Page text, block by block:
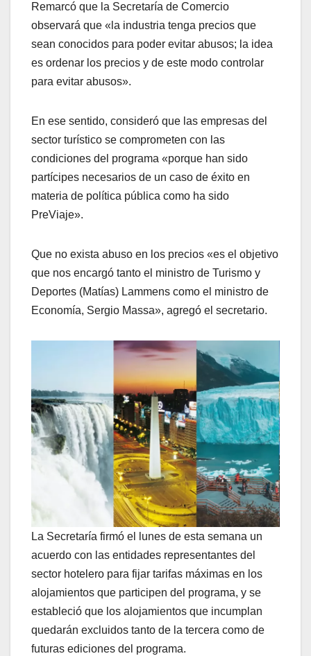
Remarcó que la Secretaría de Comercio
observará que «la industria tenga precios que
sean conocidos para poder evitar abusos; la idea
es ordenar los precios y de este modo controlar
para evitar abusos».
En ese sentido, consideró que las empresas del
sector turístico se comprometen con las
condiciones del programa «porque han sido
partícipes necesarios de un caso de éxito en
materia de política pública como ha sido
PreViaje».
Que no exista abuso en los precios «es el objetivo
que nos encargó tanto el ministro de Turismo y
Deportes (Matías) Lammens como el ministro de
Economía, Sergio Massa», agregó el secretario.
La Secretaría firmó el lunes de esta semana un
acuerdo con las entidades representantes del
sector hotelero para fijar tarifas máximas en los
alojamientos que participen del programa, y se
estableció que los alojamientos que incumplan
quedarán excluidos tanto de la tercera como de
futuras ediciones del programa.